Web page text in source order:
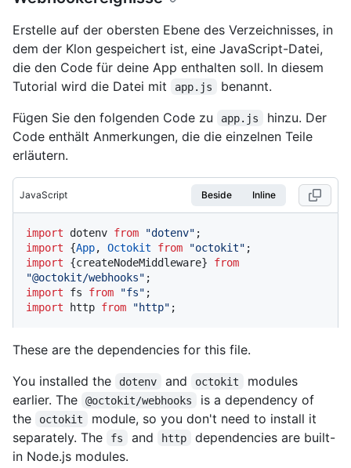
Erstelle auf der obersten Ebene des Verzeichnisses, in
dem der Klon gespeichert ist, eine JavaScript-Datei,
die den Code für deine App enthalten soll. In diesem
Tutorial wird die Datei mit
app.js
benannt.
Fügen Sie den folgenden Code zu
app.js
hinzu. Der
Code enthält Anmerkungen, die die einzelnen Teile
erläutern.
JavaScript Beside Inline
import dotenv from "dotenv"
import {App, Octokit from "octokit"
import {createNodeMiddleware} from
"@octokit/webhooks"
import fs from "fs"
import http from "http" ;
These are the dependencies for this file.
You installed the
dotenv and octokit
modules
earlier. The
@octokit/webhooks
is a dependency of
the
octokit
module, so you don't need to install it
separately. The
fs and http
dependencies are built-
in Node.js modules.